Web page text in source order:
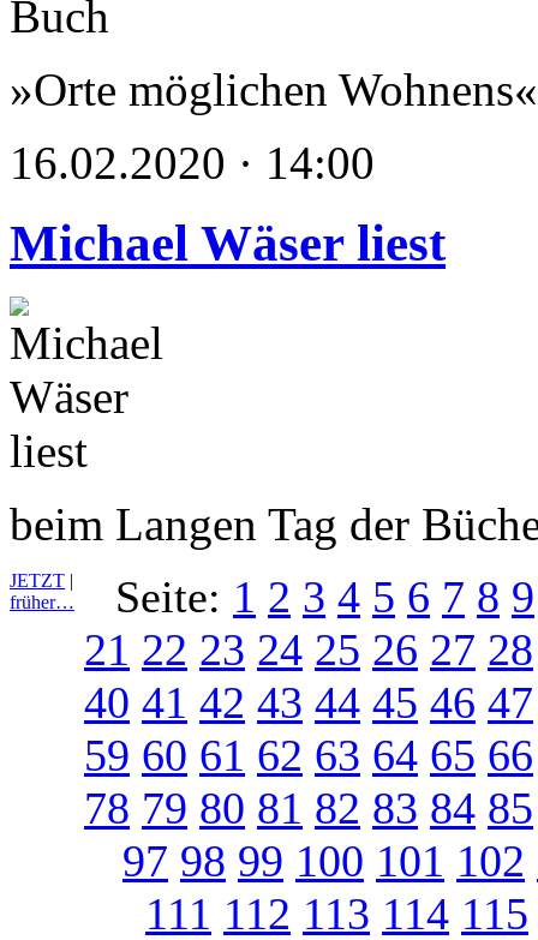
»Orte möglichen
16.02.2020 · 14:00
Michael Wäser liest
beim Langen Tag der
JETZT |
früher…
Seite: 1 2 3 4 5 6 7 8 9
21 22 23 24 25 26 27 28
40 41 42 43 44 45 46 47
59 60 61 62 63 64 65 66
78 79 80 81 82 83 84 85
97 98 99 100 101 102
111 112 113 114 115